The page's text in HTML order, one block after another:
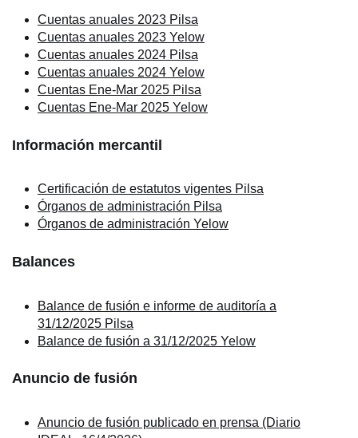
Cuentas anuales 2023 Pilsa
Cuentas anuales 2023 Yelow
Cuentas anuales 2024 Pilsa
Cuentas anuales 2024 Yelow
Cuentas Ene-Mar 2025 Pilsa
Cuentas Ene-Mar 2025 Yelow
Información mercantil
Certificación de estatutos vigentes Pilsa
Órganos de administración Pilsa
Órganos de administración Yelow
Balances
Balance de fusión e informe de auditoría a
31/12/2025 Pilsa
Balance de fusión a 31/12/2025 Yelow
Anuncio de fusión
Anuncio de fusión publicado en prensa (Diario